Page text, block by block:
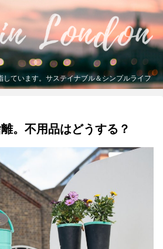
しています。サステイナブル＆シンプルライフ
。不用品はどうする？